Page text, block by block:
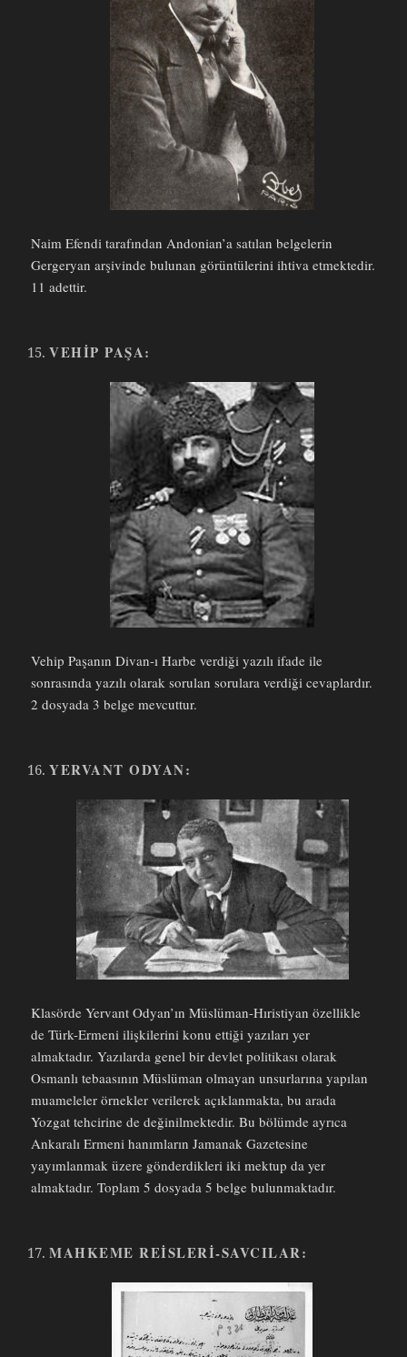
Naim Efendi tarafından Andonian’a satılan belgelerin
Gergeryan arşivinde bulunan görüntülerini ihtiva etmektedir.
11 adettir.
VEHIP PAŞA:
Vehip Paşanın Divan-ı Harbe verdiği yazılı ifade ile
sonrasında yazılı olarak sorulan sorulara verdiği cevaplardır.
2 dosyada 3 belge mevcuttur.
YERVANT ODYAN:
Klasörde Yervant Odyan’ın Müslüman-Hıristiyan özellikle
de Türk-Ermeni ilişkilerini konu ettiği yazıları yer
almaktadır. Yazılarda genel bir devlet politikası olarak
Osmanlı tebaasının Müslüman olmayan unsurlarına yapılan
muameleler örnekler verilerek açıklanmakta, bu arada
Yozgat tehcirine de değinilmektedir. Bu bölümde ayrıca
Ankaralı Ermeni hanımların Jamanak Gazetesine
yayımlanmak üzere gönderdikleri iki mektup da yer
almaktadır. Toplam 5 dosyada 5 belge bulunmaktadır.
MAHKEME REISLERI-SAVCILAR: